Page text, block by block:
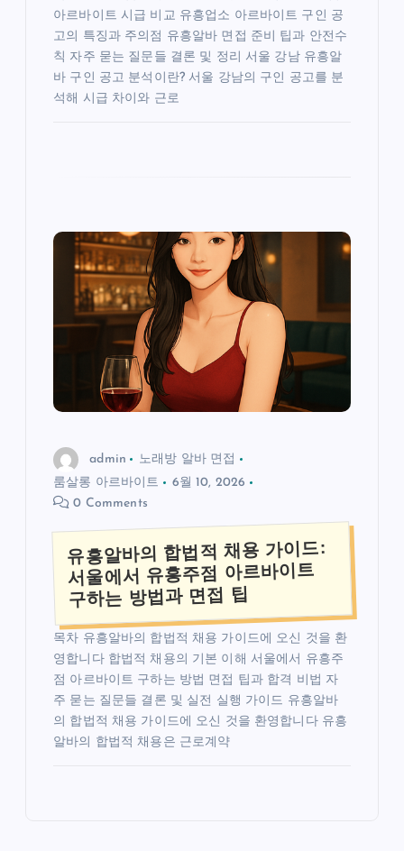
아르바이트 시급 비교 유흥업소 아르바이트 구인 공
고의 특징과 주의점 유흥알바 면접 준비 팁과 안전수
칙 자주 묻는 질문들 결론 및 정리 서울 강남 유흥알
바 구인 공고 분석이란? 서울 강남의 구인 공고를 분
석해 시급 차이와 근로
admin
노래방 알바 면접
룸살롱 아르바이트
6월 10, 2026
0 Comments
유흥알바의 합법적 채용 가이드:
서울에서 유흥주점 아르바이트
구하는 방법과 면접 팁
목차 유흥알바의 합법적 채용 가이드에 오신 것을 환
영합니다 합법적 채용의 기본 이해 서울에서 유흥주
점 아르바이트 구하는 방법 면접 팁과 합격 비법 자
주 묻는 질문들 결론 및 실전 실행 가이드 유흥알바
의 합법적 채용 가이드에 오신 것을 환영합니다 유흥
알바의 합법적 채용은 근로계약